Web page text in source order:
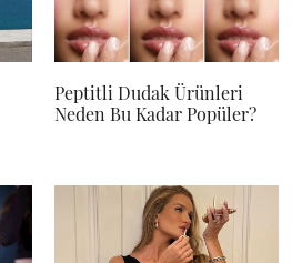
Peptitli Dudak Ürünleri
Neden Bu Kadar Popüler?